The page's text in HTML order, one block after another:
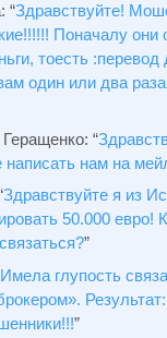
: “Здравствуйтe!
Поначалу они
тоесть :перевод
один или два
Геращенко: “
написать нам на
Здравствуйте я из
50.000 евро!
”
Имела глупость
”